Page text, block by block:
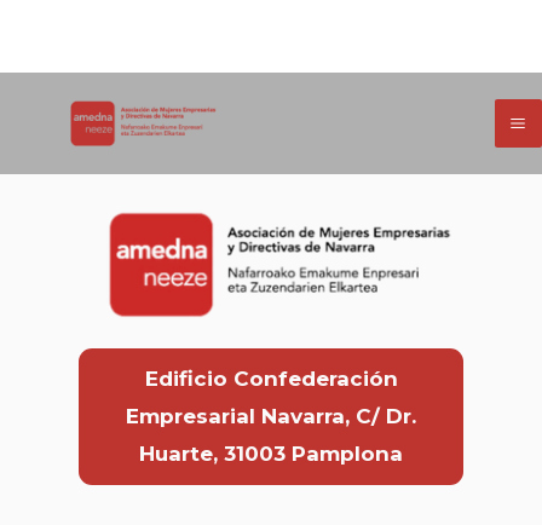
¡Ups! No hay boletines que mostrar.
Edificio Confederación
Empresarial Navarra, C/ Dr.
Huarte, 31003 Pamplona